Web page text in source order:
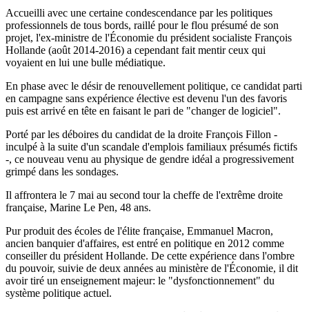
Accueilli avec une certaine condescendance par les politiques
professionnels de tous bords, raillé pour le flou présumé de son
projet, l'ex-ministre de l'Économie du président socialiste François
Hollande (août 2014-2016) a cependant fait mentir ceux qui
voyaient en lui une bulle médiatique.
En phase avec le désir de renouvellement politique, ce candidat parti
en campagne sans expérience élective est devenu l'un des favoris
puis est arrivé en tête en faisant le pari de "changer de logiciel".
Porté par les déboires du candidat de la droite François Fillon -
inculpé à la suite d'un scandale d'emplois familiaux présumés fictifs
-, ce nouveau venu au physique de gendre idéal a progressivement
grimpé dans les sondages.
Il affrontera le 7 mai au second tour la cheffe de l'extrême droite
française, Marine Le Pen, 48 ans.
Pur produit des écoles de l'élite française, Emmanuel Macron,
ancien banquier d'affaires, est entré en politique en 2012 comme
conseiller du président Hollande. De cette expérience dans l'ombre
du pouvoir, suivie de deux années au ministère de l'Économie, il dit
avoir tiré un enseignement majeur: le "dysfonctionnement" du
système politique actuel.